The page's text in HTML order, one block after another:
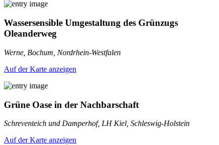
Wassersensible Umgestaltung des Grünzugs
Oleanderweg
Werne, Bochum, Nordrhein-Westfalen
Auf der Karte anzeigen
Grüne Oase in der Nachbarschaft
Schreventeich und Damperhof, LH Kiel, Schleswig-Holstein
Auf der Karte anzeigen